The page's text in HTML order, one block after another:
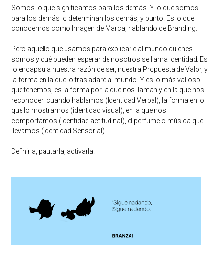
Somos lo que significamos para los demás. Y lo que somos
para los demás lo determinan los demás, y punto. Es lo que
conocemos como Imagen de Marca, hablando de Branding.
Pero aquello que usamos para explicarle al mundo quienes
somos y qué pueden esperar de nosotros se llama Identidad. Es
lo encapsula nuestra razón de ser, nuestra Propuesta de Valor, y
la forma en la que lo trasladaré al mundo. Y es lo más valioso
que tenemos, es la forma por la que nos llaman y en la que nos
reconocen cuando hablamos (Identidad Verbal), la forma en lo
que lo mostramos (identidad visual), en la que nos
comportamos (Identidad actitudinal), el perfume o música que
llevamos (Identidad Sensorial).
Definirla, pautarla, activarla.